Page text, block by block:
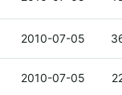
(2)
2010-07-05
2010-07-05